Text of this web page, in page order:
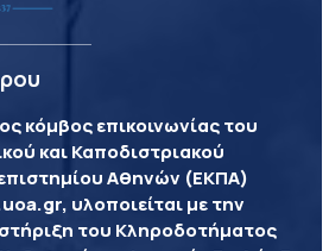
κόμβος επικοινωνίας του
και Καποδιστριακού
Αθηνών (ΕΚΠΑ)
υλοποιείται με την
του Κληροδοτήματος